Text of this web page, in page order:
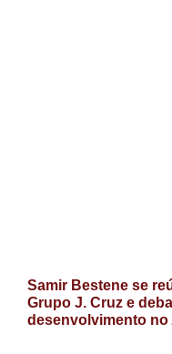
Samir Bestene se
Grupo J. Cruz e
desenvolvimento no